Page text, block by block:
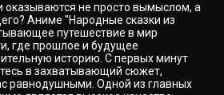
оказываются не просто вымыслом, а
Аниме "Народные сказки из
путешествие в мир
где прошлое и будущее
историю. С первых минут
в захватывающий сюжет,
равнодушными. Одной из главных